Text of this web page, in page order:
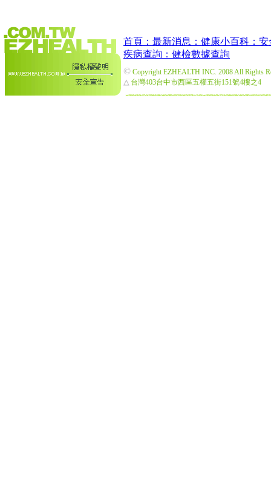
首頁： 最新消息： 健康小百科： 安
疾病查詢： 健檢數據查詢
© Copyright EZHEALTH INC. 2008 All Rights
△ 台灣403台中市西區五權五街151號4樓之4